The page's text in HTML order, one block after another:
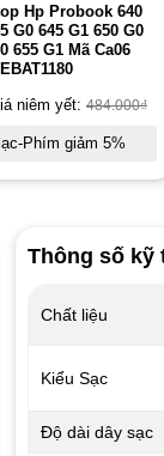
Hp Probook 640
G0 645 G1 650 G0
655 G1 Mã Ca06
niêm yết: 484.000₫
Phím giảm 5%
Thông số kỹ
Chất liệu
Kiểu Sạc
Độ dài dây sạc